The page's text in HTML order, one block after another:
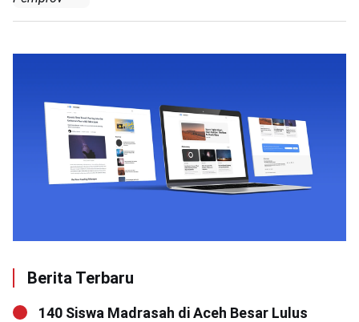
Berita Terbaru
140 Siswa Madrasah di Aceh Besar Lulus